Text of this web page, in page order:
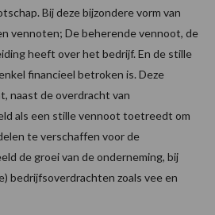
Bij deze bijzondere vorm van
vennoten; De beherende vennoot, de
heeft over het bedrijf. En de stille
financieel betroken is. Deze
naast de overdracht van
als een stille vennoot toetreedt om
te verschaffen voor de
de groei van de onderneming, bij
bedrijfsoverdrachten zoals vee en